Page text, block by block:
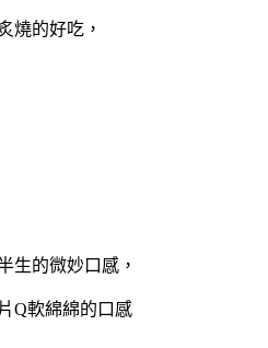
燒的好吃，
生的微妙口感，
Q軟綿綿的口感